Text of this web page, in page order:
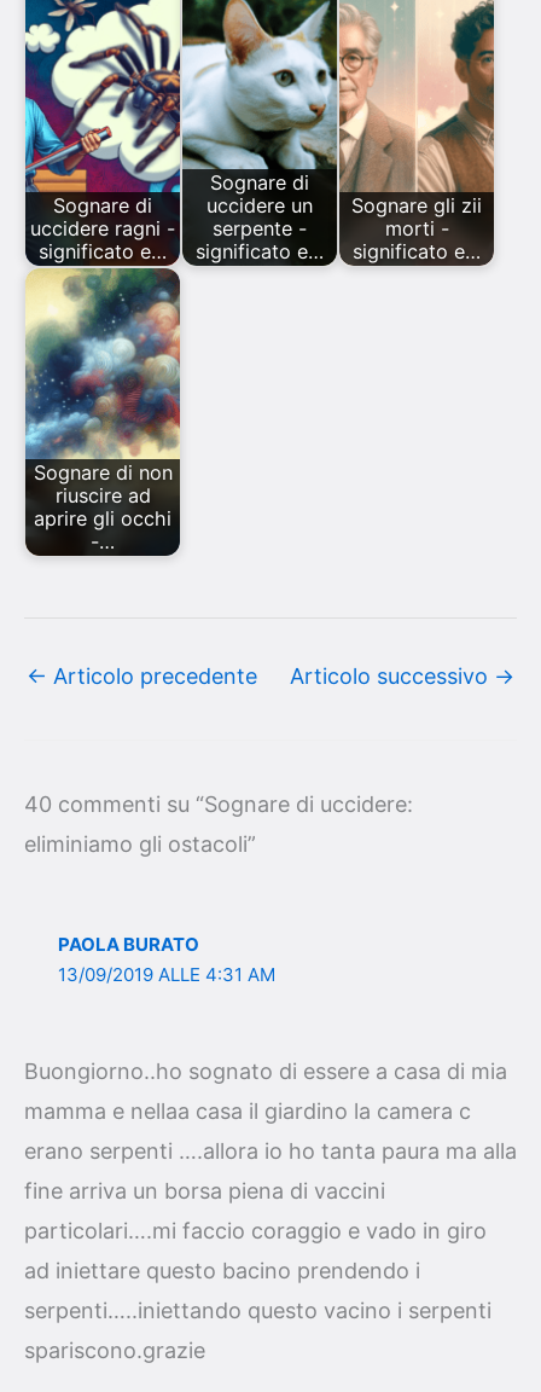
Sognare di
uccidere ragni -
significato e…
Sognare di
uccidere un
serpente -
significato e…
Sognare gli zii
morti -
significato e…
Sognare di non
riuscire ad
aprire gli occhi
-…
← Articolo precedente Articolo successivo →
40 commenti su “Sognare di uccidere:
eliminiamo gli ostacoli”
PAOLA BURATO
13/09/2019 ALLE 4:31 AM
Buongiorno..ho sognato di essere a casa di mia
mamma e nellaa casa il giardino la camera c
erano serpenti ….allora io ho tanta paura ma alla
fine arriva un borsa piena di vaccini
particolari….mi faccio coraggio e vado in giro
ad iniettare questo bacino prendendo i
serpenti…..iniettando questo vacino i serpenti
spariscono.grazie